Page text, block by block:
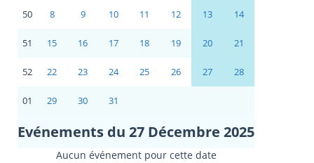
50 8 9 10 11 12 13 14
51 15 16 17 18 19 20 21
52 22 23 24 25 26 27 28
01 29 30 31
Evénements du 27 Décembre 2025
Aucun événement pour cette date